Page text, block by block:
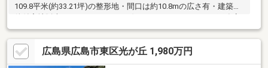
109.8平米(約33.21坪)の整形地・間口は約10.8mの広さ有・建築条
件付宅地販売ではありません・お好きなハウスメーカー・工務店
で建築可能・周囲は既に建物があり、採光や窓の位置等を考慮し
たプランニングが可能・前面道路は幅員約9.2m公道、比較的入出
庫もスムーズ▼周辺環境・ユアーズ東本浦 徒歩4分(約280m)・ロ
ーソン広島東本浦町店 徒歩3分(約170m)・本浦公園 徒歩5分(約
広島県広島市東区光が丘 1,980万円